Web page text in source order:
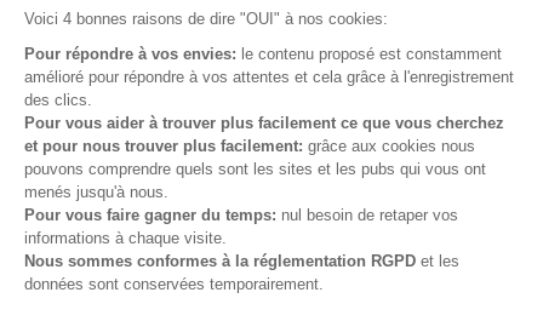
Voici 4 bonnes raisons de dire "OUI" à nos cookies:
Pour répondre à vos envies: le contenu proposé est constamment
amélioré pour répondre à vos attentes et cela grâce à l'enregistrement
des clics.
Pour vous aider à trouver plus facilement ce que vous cherchez
et pour nous trouver plus facilement: grâce aux cookies nous
pouvons comprendre quels sont les sites et les pubs qui vous ont
menés jusqu'à nous.
Pour vous faire gagner du temps: nul besoin de retaper vos
informations à chaque visite.
Nous sommes conformes à la réglementation RGPD et les
données sont conservées temporairement.
Produits
Notre société
Votre compte
Informations